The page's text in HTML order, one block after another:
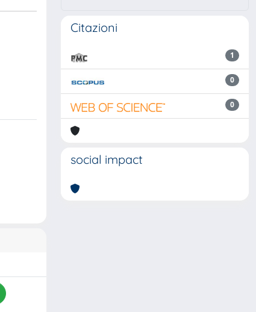
Citazioni
1
0
0
social impact